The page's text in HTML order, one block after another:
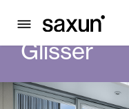
PRODUITS
Glisser
Volets Roulants et Caissons